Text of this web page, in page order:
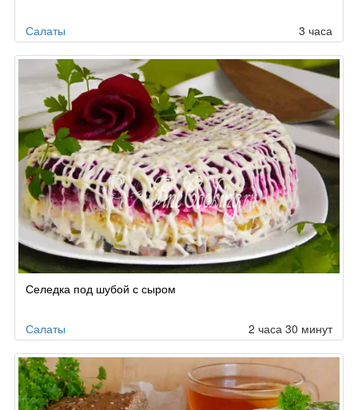
Салаты 3 часа
Селедка под шубой с сыром
Салаты 2 часа 30 минут